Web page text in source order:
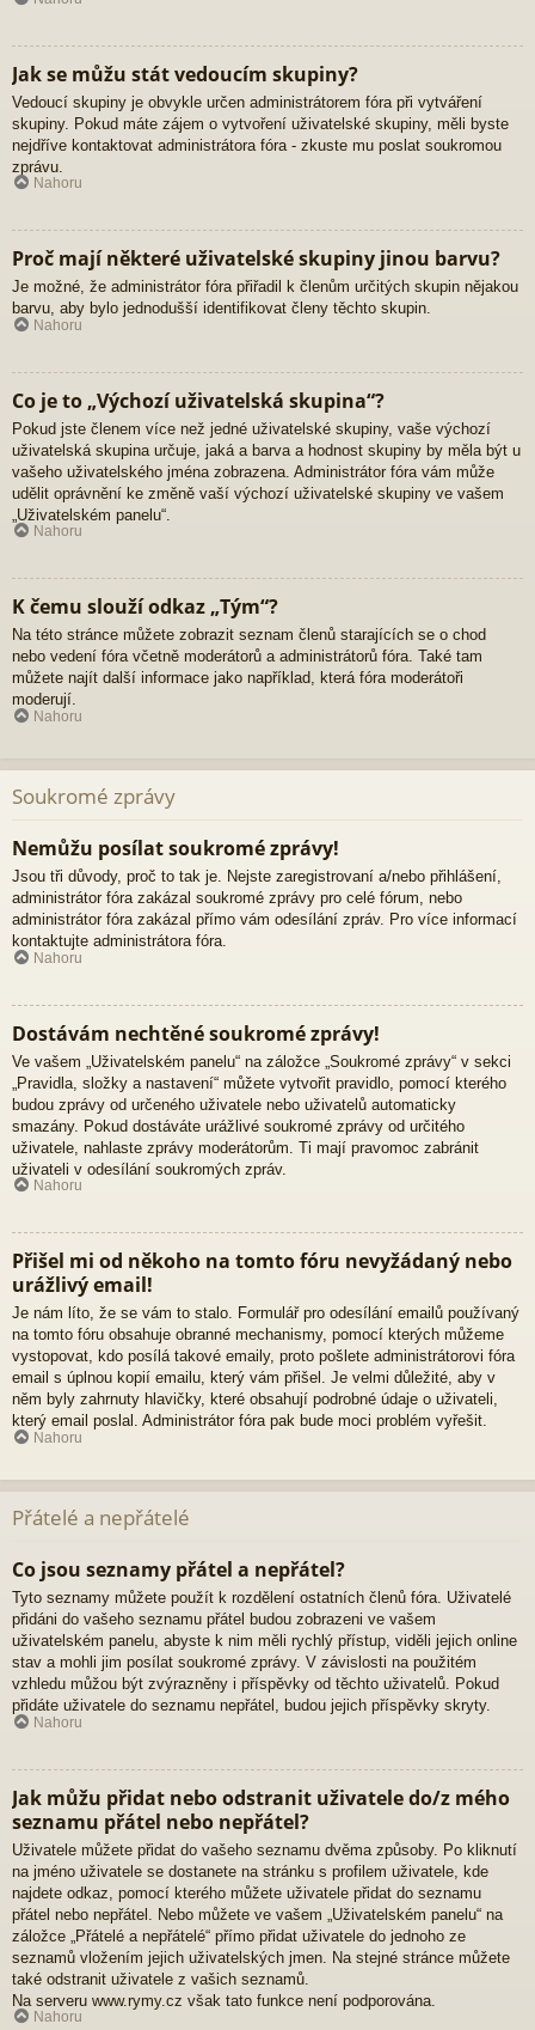
Jak se můžu stát vedoucím skupiny?
Vedoucí skupiny je obvykle určen administrátorem fóra při vytváření
skupiny. Pokud máte zájem o vytvoření uživatelské skupiny, měli byste
nejdříve kontaktovat administrátora fóra - zkuste mu poslat soukromou
zprávu.
Nahoru
Proč mají některé uživatelské skupiny jinou barvu?
Je možné, že administrátor fóra přiřadil k členům určitých skupin nějakou
barvu, aby bylo jednodušší identifikovat členy těchto skupin.
Nahoru
Co je to „Výchozí uživatelská skupina“?
Pokud jste členem více než jedné uživatelské skupiny, vaše výchozí
uživatelská skupina určuje, jaká a barva a hodnost skupiny by měla být u
vašeho uživatelského jména zobrazena. Administrátor fóra vám může
udělit oprávnění ke změně vaší výchozí uživatelské skupiny ve vašem
„Uživatelském panelu“.
Nahoru
K čemu slouží odkaz „Tým“?
Na této stránce můžete zobrazit seznam členů starajících se o chod
nebo vedení fóra včetně moderátorů a administrátorů fóra. Také tam
můžete najít další informace jako například, která fóra moderátoři
moderují.
Nahoru
Soukromé zprávy
Nemůžu posílat soukromé zprávy!
Jsou tři důvody, proč to tak je. Nejste zaregistrovaní a/nebo přihlášení,
administrátor fóra zakázal soukromé zprávy pro celé fórum, nebo
administrátor fóra zakázal přímo vám odesílání zpráv. Pro více informací
kontaktujte administrátora fóra.
Nahoru
Dostávám nechtěné soukromé zprávy!
Ve vašem „Uživatelském panelu“ na záložce „Soukromé zprávy“ v sekci
„Pravidla, složky a nastavení“ můžete vytvořit pravidlo, pomocí kterého
budou zprávy od určeného uživatele nebo uživatelů automaticky
smazány. Pokud dostáváte urážlivé soukromé zprávy od určitého
uživatele, nahlaste zprávy moderátorům. Ti mají pravomoc zabránit
uživateli v odesílání soukromých zpráv.
Nahoru
Přišel mi od někoho na tomto fóru nevyžádaný nebo
urážlivý email!
Je nám líto, že se vám to stalo. Formulář pro odesílání emailů používaný
na tomto fóru obsahuje obranné mechanismy, pomocí kterých můžeme
vystopovat, kdo posílá takové emaily, proto pošlete administrátorovi fóra
email s úplnou kopií emailu, který vám přišel. Je velmi důležité, aby v
něm byly zahrnuty hlavičky, které obsahují podrobné údaje o uživateli,
který email poslal. Administrátor fóra pak bude moci problém vyřešit.
Nahoru
Přátelé a nepřátelé
Co jsou seznamy přátel a nepřátel?
Tyto seznamy můžete použít k rozdělení ostatních členů fóra. Uživatelé
přidáni do vašeho seznamu přátel budou zobrazeni ve vašem
uživatelském panelu, abyste k nim měli rychlý přístup, viděli jejich online
stav a mohli jim posílat soukromé zprávy. V závislosti na použitém
vzhledu můžou být zvýrazněny i příspěvky od těchto uživatelů. Pokud
přidáte uživatele do seznamu nepřátel, budou jejich příspěvky skryty.
Nahoru
Jak můžu přidat nebo odstranit uživatele do/z mého
seznamu přátel nebo nepřátel?
Uživatele můžete přidat do vašeho seznamu dvěma způsoby. Po kliknutí
na jméno uživatele se dostanete na stránku s profilem uživatele, kde
najdete odkaz, pomocí kterého můžete uživatele přidat do seznamu
přátel nebo nepřátel. Nebo můžete ve vašem „Uživatelském panelu“ na
záložce „Přátelé a nepřátelé“ přímo přidat uživatele do jednoho ze
seznamů vložením jejich uživatelských jmen. Na stejné stránce můžete
také odstranit uživatele z vašich seznamů.
Na serveru www.rymy.cz však tato funkce není podporována.
Nahoru